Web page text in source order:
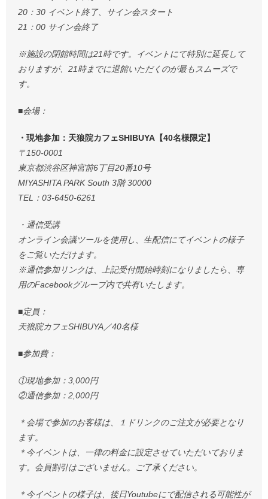
20：30 イベント終了、サイン会スタート
21：00 サイン会終了
※施設の閉館時間は21時です。イベントにて特別に延長して
おりますが、21時までに退館いただくのが最もスムーズで
す。
■会場：
・現地参加：天狼院カフェSHIBUYA【40名様限定】
〒150-0001
東京都渋谷区神宮前6丁目20番10号
MIYASHITA PARK South 3階 30000
TEL：03-6450-6261
・通信受講
オンライン会議ツールを使用し、生配信にてイベントの様子
をご覧いただけます。
※通信参加リンクは、上記受付開始時刻になりましたら、専
用のFacebookグループ内で共有いたします。
■定員：
天狼院カフェSHIBUYA／40名様
■参加費：
①現地参加：3,000円
②通信参加：2,000円
＊会場で参加のお客様は、１ドリンクのご注文が必要となり
ます。
＊今イベントは、一律の料金に設定させていただいておりま
す。会員割引はございません。ご了承ください。
＊今イベントの様子は、後日Youtubeにで配信される可能性が